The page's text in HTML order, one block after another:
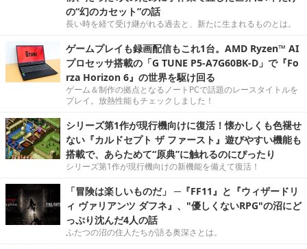
の“幻のカセット”の話
長い時を経て受け継がれる過去と、新たに生まれるものとは。
ゲームプレイも録画配信もこれ1台。AMD Ryzen™ AI
プロセッサ搭載の「G TUNE P5-A7G60BK-D」で『Fo
rza Horizon 6』の世界を駆け回る
ゲーム＆制作の拠点となるノートPCで話題のレースタイトルを
プレイ。放熱性能もチェックしました！
シリーズ第1作が現行機向けに復活！懐かしくも色褪せ
ない『カルドセプト ザ ファースト』遊びやすい機能も
搭載で、あらためて“原典”に触れるのにぴったり
シリーズ第1作が現行機向けの新機能を備えて復活！
「冒険は楽しいものだ」 ─『FF11』と『ウィザードリ
ィ ヴァリアンツ ダフネ』、"優しくないRPG"の沼にど
っぷり沈んだ4人の話
ふたつの沼の住人たちが語る奥深さとは。